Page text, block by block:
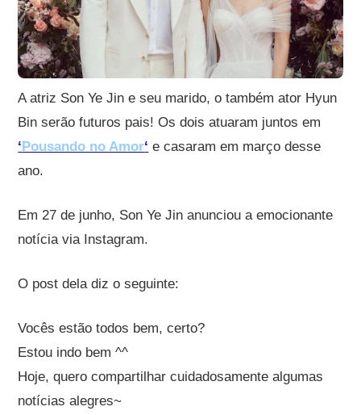
A atriz Son Ye Jin e seu marido, o também ator Hyun
Bin serão futuros pais! Os dois atuaram juntos em
‘Pousando no Amor‘ e casaram em março desse
ano.
Em 27 de junho, Son Ye Jin anunciou a emocionante
notícia via Instagram.
O post dela diz o seguinte:
Vocês estão todos bem, certo?
Estou indo bem ^^
Hoje, quero compartilhar cuidadosamente algumas
notícias alegres~